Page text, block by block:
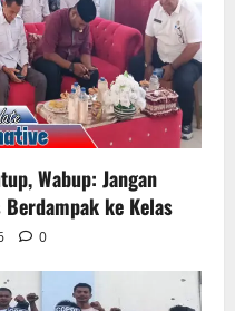
Wabup: Jangan
ke Kelas
0